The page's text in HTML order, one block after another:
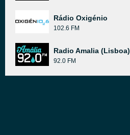
Rádio Oxigénio
102.6 FM
Radio Amalia (Lisboa)
92.0 FM